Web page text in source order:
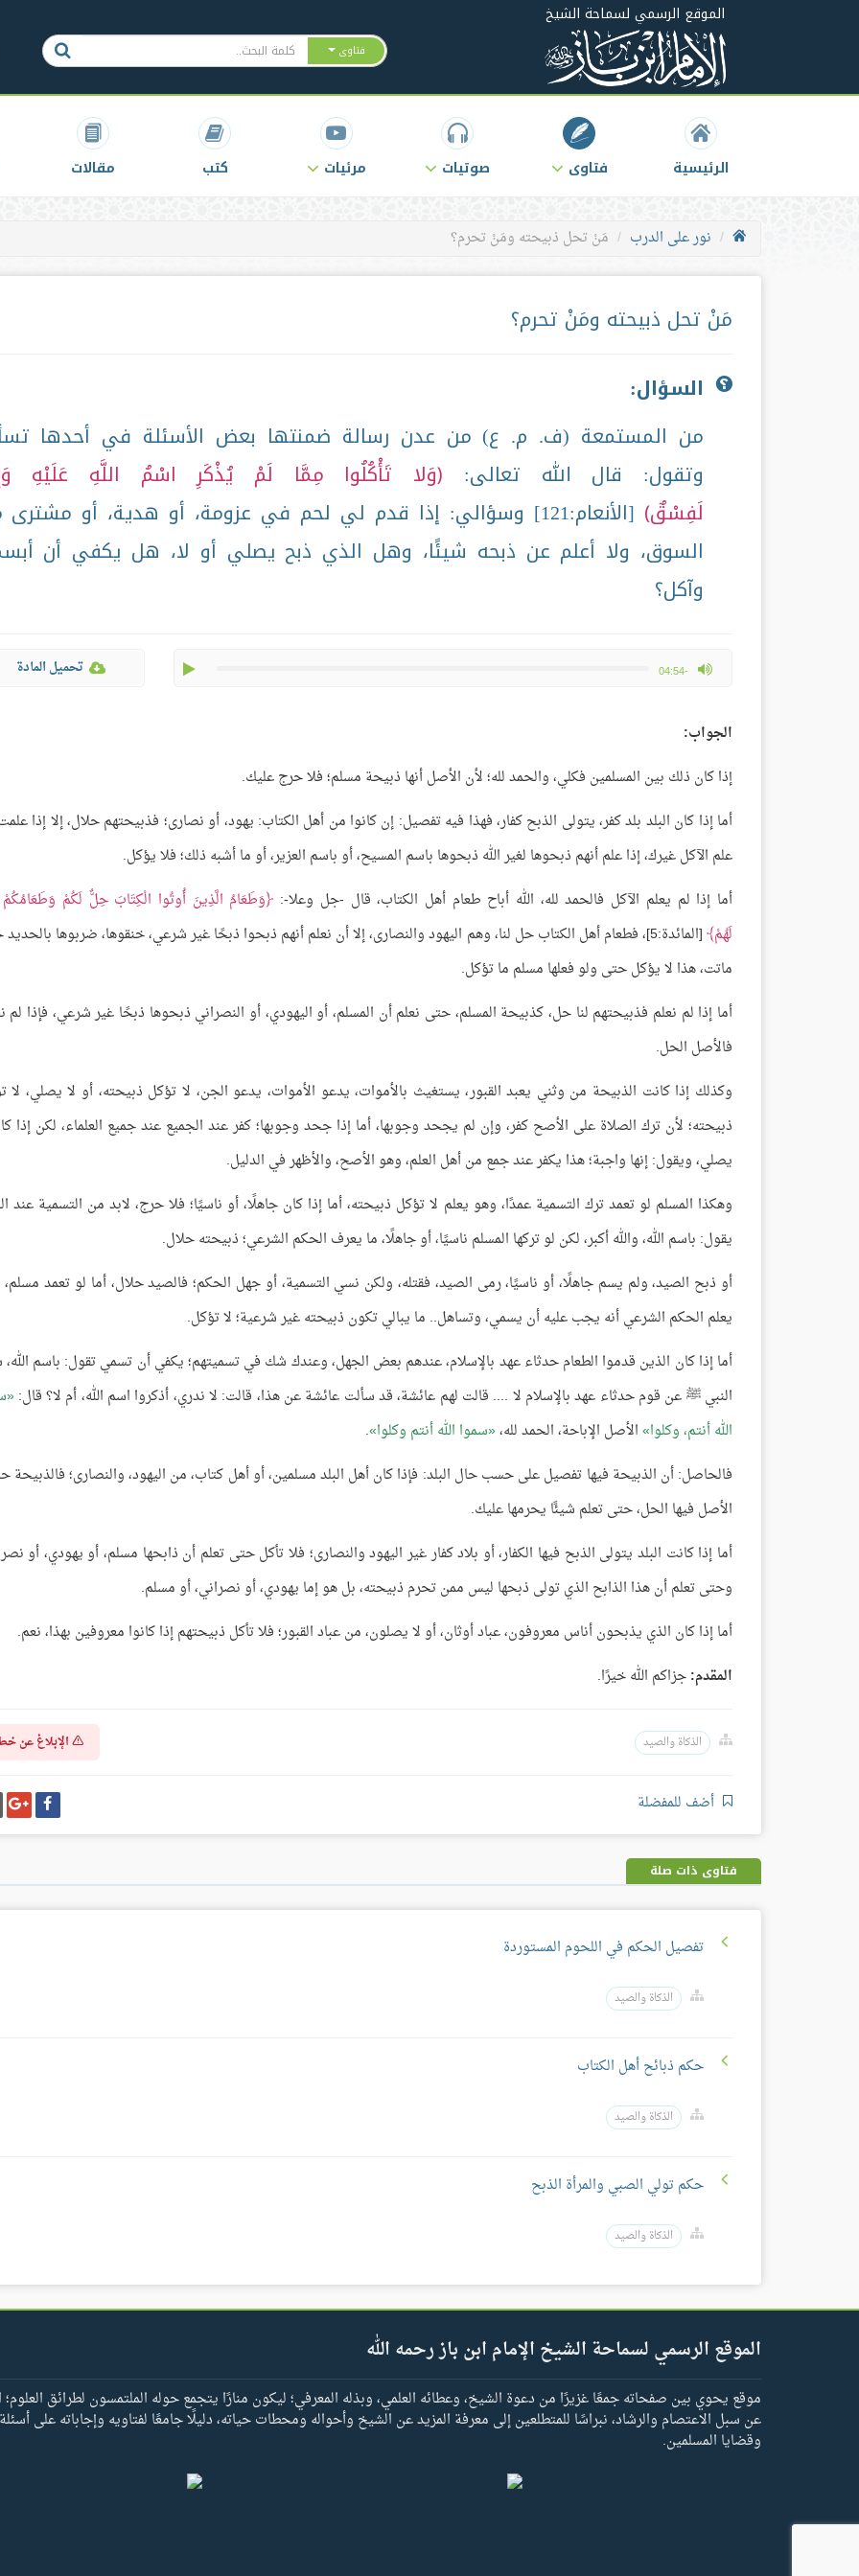
الموقع الرسمي لسماحة الشيخ
فتاوى
الرئيسية فتاوى صوتيات مرئيات كتب مقالات
نور على الدرب مَنْ تحل ذبيحته ومَنْ تحرم؟
مَنْ تحل ذبيحته ومَنْ تحرم؟
السؤال:
من المستمعة (ف. م. ع) من عدن رسالة ضمنتها بعض الأسئلة في أحدها
وتقول: قال الله تعالى:
وَلا تَأْكُلُوا مِمَّا لَمْ يُذْكَرِ اسْمُ اللَّهِ عَلَيْهِ
لَفِسْقٌ
[الأنعام:121] وسؤالي: إذا قدم لي لحم في عزومة، أو هدية، أو
السوق، ولا أعلم عن ذبحه شيئًا، وهل الذي ذبح يصلي أو لا، هل يكفي أن
وآكل؟
-04:54
max volume تحميل المادة
الجواب:
إذا كان ذلك بين المسلمين فكلي، والحمد لله؛ لأن الأصل أنها ذبيحة مسلم؛ فلا حرج عليك.
أما إذا كان البلد بلد كفر، يتولى الذبح كفار، فهذا فيه تفصيل: إن كانوا من أهل الكتاب: يهود، أو نصارى؛ فذبيحتهم حلال، إلا إذا
علم الآكل غيرك، إذا علم أنهم ذبحوها لغير الله ذبحوها باسم المسيح، أو باسم العزير، أو ما أشبه ذلك؛ فلا يؤكل.
أما إذا لم يعلم الآكل فالحمد لله، الله أباح طعام أهل الكتاب، قال -جل وعلا-:
وَطَعَامُ الَّذِينَ أُوتُوا الْكِتَابَ حِلٌّ لَكُمْ
لَهُمْ
[المائدة:5]، فطعام أهل الكتاب حل لنا، وهم اليهود والنصارى، إلا أن نعلم أنهم ذبحوا ذبحًا غير شرعي، خنقوها، ضربوها
ماتت، هذا لا يؤكل حتى ولو فعلها مسلم ما تؤكل.
أما إذا لم نعلم فذبيحتهم لنا حل، كذبيحة المسلم، حتى نعلم أن المسلم، أو اليهودي، أو النصراني ذبحوها ذبحًا غير شرعي، فإذا لم
فالأصل الحل.
وكذلك إذا كانت الذبيحة من وثني يعبد القبور، يستغيث بالأموات، يدعو الأموات، يدعو الجن، لا تؤكل ذبيحته، أو لا يصلي، لا
ذبيحته؛ لأن ترك الصلاة على الأصح كفر، وإن لم يجحد وجوبها، أما إذا جحد وجوبها؛ كفر عند الجميع عند جميع العلماء، لكن إذا
يصلي، ويقول: إنها واجبة؛ هذا يكفر عند جمع من أهل العلم، وهو الأصح، والأظهر في الدليل.
وهكذا المسلم لو تعمد ترك التسمية عمدًا، وهو يعلم لا تؤكل ذبيحته، أما إذا كان جاهلًا، أو ناسيًا؛ فلا حرج، لابد من التسمية عند
يقول: باسم الله، والله أكبر، لكن لو تركها المسلم ناسيًا، أو جاهلًا، ما يعرف الحكم الشرعي؛ ذبيحته حلال.
أو ذبح الصيد، ولم يسم جاهلًا، أو ناسيًا، رمى الصيد، فقتله، ولكن نسي التسمية، أو جهل الحكم؛ فالصيد حلال، أما لو تعمد
يعلم الحكم الشرعي أنه يجب عليه أن يسمي، وتساهل.. ما يبالي تكون ذبيحته غير شرعية؛ لا تؤكل.
أما إذا كان الذين قدموا الطعام حدثاء عهد بالإسلام، عندهم بعض الجهل، وعندك شك في تسميتهم؛ يكفي أن تسمي تقول: باسم
النبي ﷺ عن قوم حدثاء عهد بالإسلام لا .... قالت لهم عائشة، قد سألت عائشة عن هذا، قالت: لا ندري، أذكروا اسم الله، أم لا؟ قال:
الله أنتم، وكلوا الأصل الإباحة، الحمد لله، سموا الله أنتم وكلوا .
فالحاصل: أن الذبيحة فيها تفصيل على حسب حال البلد: فإذا كان أهل البلد مسلمين، أو أهل كتاب، من اليهود، والنصارى؛ فالذبيحة
الأصل فيها الحل، حتى تعلم شيئًا يحرمها عليك.
أما إذا كانت البلد يتولى الذبح فيها الكفار، أو بلاد كفار غير اليهود والنصارى؛ فلا تأكل حتى تعلم أن ذابحها مسلم، أو يهودي، أو
وحتى تعلم أن هذا الذابح الذي تولى ذبحها ليس ممن تحرم ذبيحته، بل هو إما يهودي، أو نصراني، أو مسلم.
أما إذا كان الذي يذبحون أناس معروفون، عباد أوثان، أو لا يصلون، من عباد القبور؛ فلا تأكل ذبيحتهم إذا كانوا معروفين بهذا، نعم.
المقدم:جزاكم الله خيرًا.
الذكاة والصيد الإبلاغ عن
أضف للمفضلة شارك
على
فيسبوك
فتاوى ذات صلة
تفصيل الحكم في اللحوم المستوردة
الذكاة والصيد
حكم ذبائح أهل الكتاب
الذكاة والصيد
حكم تولي الصبي والمرأة الذبح
الذكاة والصيد
الموقع الرسمي لسماحة الشيخ الإمام ابن باز رحمه الله
موقع يحوي بين صفحاته جمعًا غزيرًا من دعوة الشيخ، وعطائه العلمي، وبذله المعرفي؛ ليكون منارًا يتجمع حوله الملتمسون لطرائق العلوم؛
عن سبل الاعتصام والرشاد، نبراسًا للمتطلعين إلى معرفة المزيد عن الشيخ وأحواله ومحطات حياته، دليلًا جامعًا لفتاويه وإجاباته على
وقضايا المسلمين.